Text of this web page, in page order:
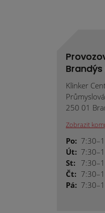
Klinker
250 01
Zobrazit
Po:
Út:
St:
Čt:
Pá: